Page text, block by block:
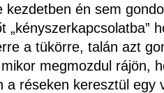
kezdetben én sem
„kényszerkapcsolatba”
a tükörre, talán azt
megmozdul rájön,
a réseken keresztül egy